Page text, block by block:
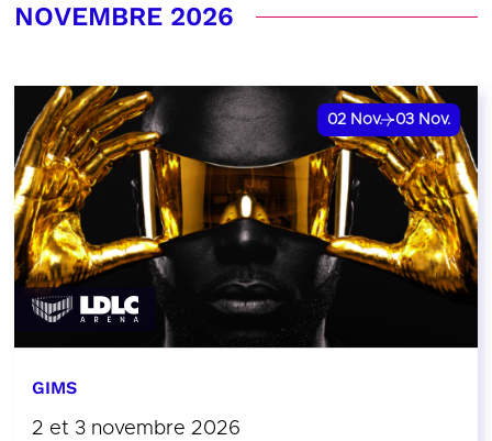
NOVEMBRE 2026
02 Nov. 03 Nov.
GIMS
2 et 3 novembre 2026